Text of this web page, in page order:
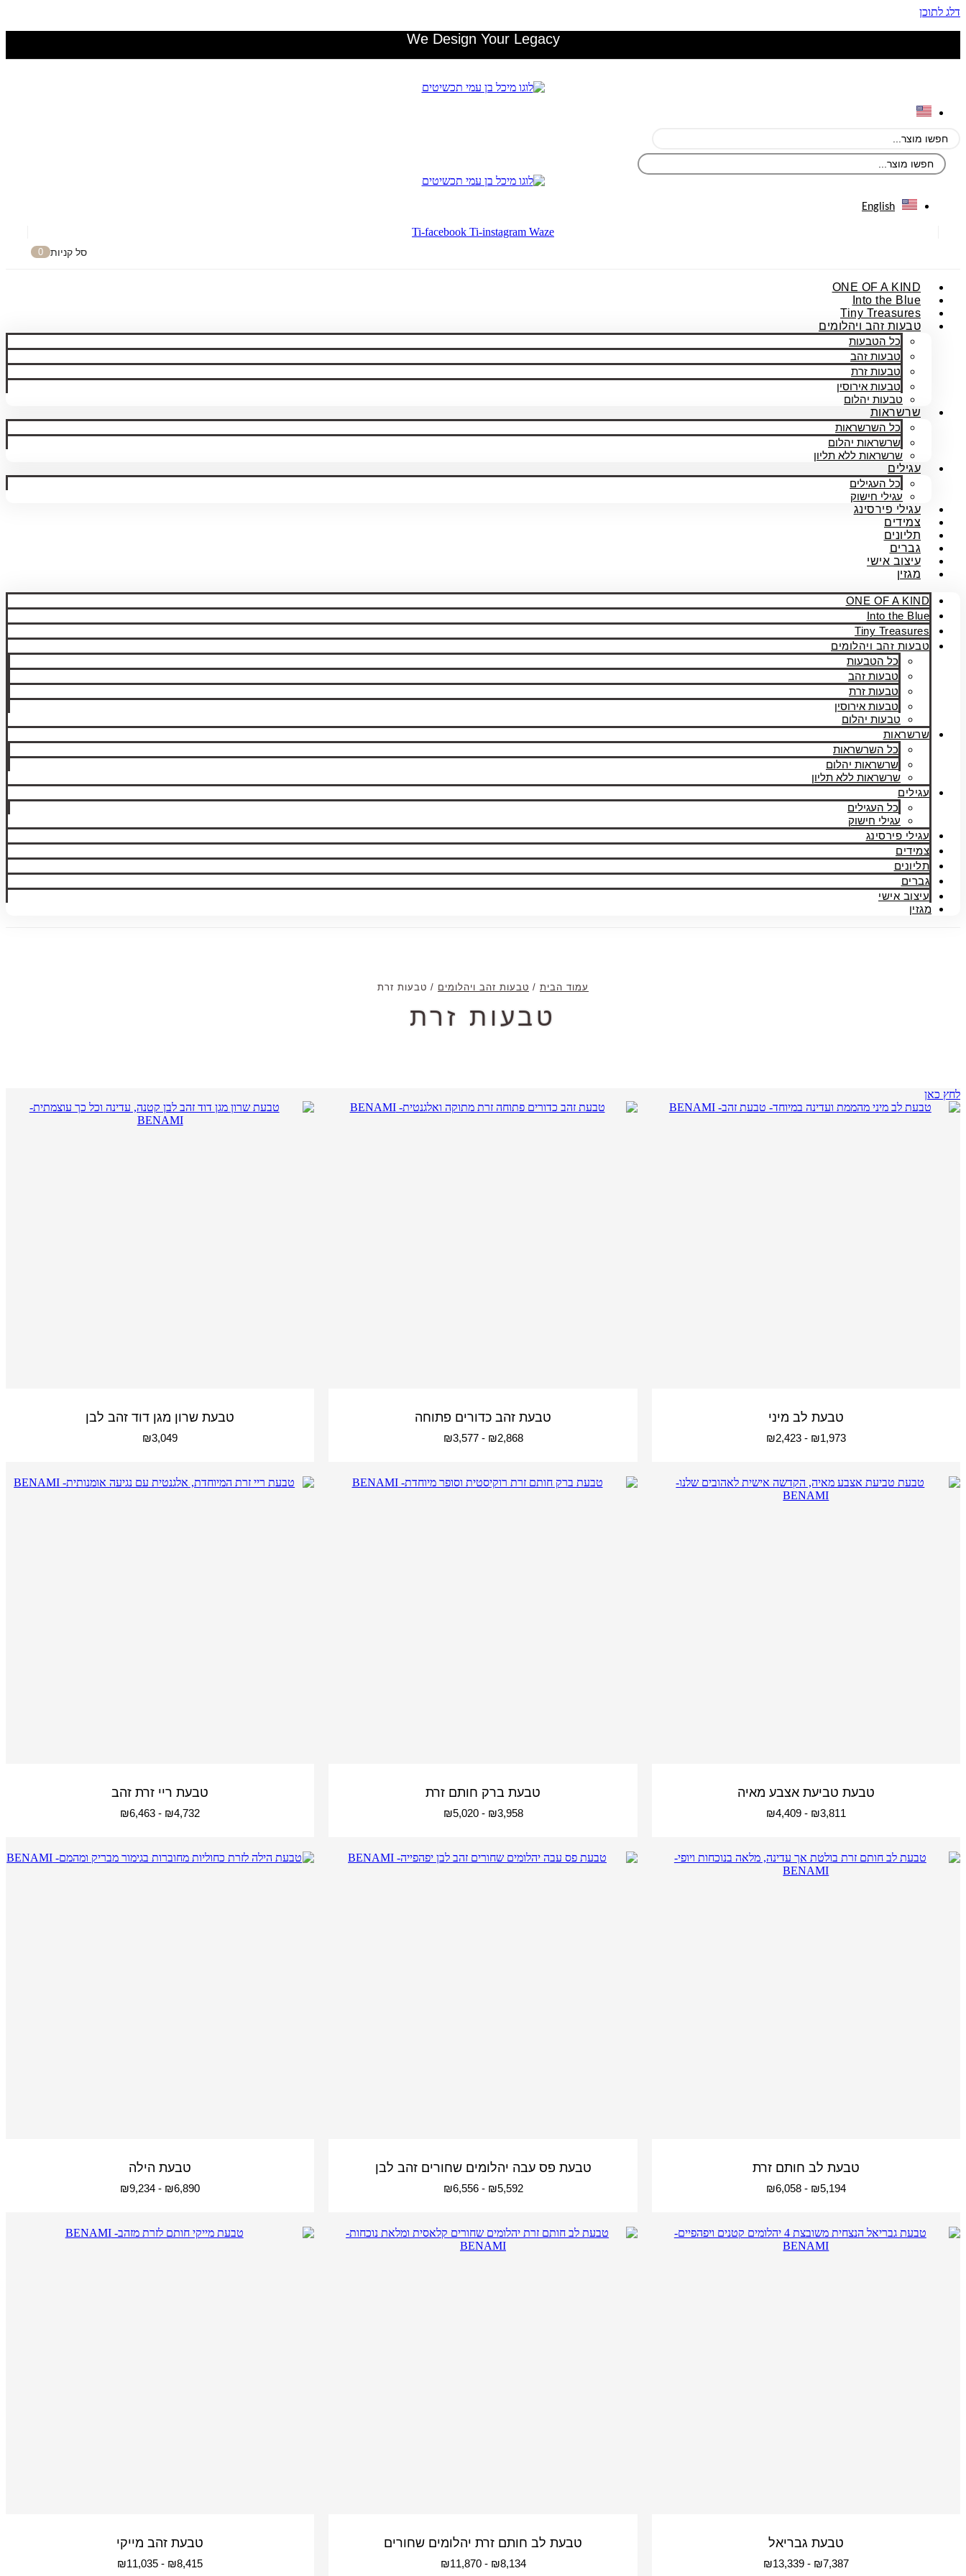
דלג לתוכן
We Design Your Legacy
English
Ti-facebook Ti-instagram Waze
סל קניות 0
ONE OF A KIND
Into the Blue
Tiny Treasures
טבעות זהב ויהלומים
כל הטבעות
טבעות זהב
טבעות זרת
טבעות אירוסין
טבעות יהלום
שרשראות
כל השרשראות
שרשראות יהלום
שרשראות ללא תליון
עגילים
כל העגילים
עגילי חישוק
עגילי פירסינג
צמידים
תליונים
גברים
עיצוב אישי
מגזין
ONE OF A KIND
Into the Blue
Tiny Treasures
טבעות זהב ויהלומים
כל הטבעות
טבעות זהב
טבעות זרת
טבעות אירוסין
טבעות יהלום
שרשראות
כל השרשראות
שרשראות יהלום
שרשראות ללא תליון
עגילים
כל העגילים
עגילי חישוק
עגילי פירסינג
צמידים
תליונים
גברים
עיצוב אישי
מגזין
עמוד הבית / טבעות זהב ויהלומים / טבעות זרת
טבעות זרת
לחץ כאן
טבעת לב מיני
₪1,973
-
₪2,423
טבעת זהב כדורים פתוחה
₪2,868
-
₪3,577
טבעת שרון מגן דוד זהב לבן
₪3,049
טבעת טביעת אצבע מאיה
₪3,811
-
₪4,409
טבעת ברק חותם זרת
₪3,958
-
₪5,020
טבעת ריי זרת זהב
₪4,732
-
₪6,463
טבעת לב חותם זרת
₪5,194
-
₪6,058
טבעת פס עבה יהלומים שחורים זהב לבן
₪5,592
-
₪6,556
טבעת הילה
₪6,890
-
₪9,234
טבעת גבריאל
₪7,387
-
₪13,339
טבעת לב חותם זרת יהלומים שחורים
₪8,134
-
₪11,870
טבעת זהב מייקי
₪8,415
-
₪11,035